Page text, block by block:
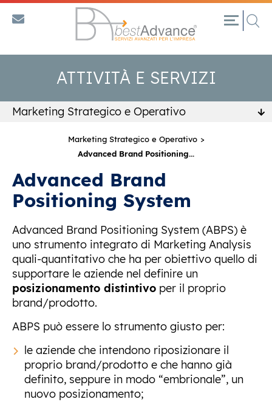
ATTIVITÀ E SERVIZI
Marketing Strategico e Operativo
Marketing Strategico e Operativo
Advanced Brand Positioning...
Advanced Brand
Positioning System
Advanced Brand Positioning System (ABPS) è
uno strumento integrato di Marketing Analysis
quali-quantitativo che ha per obiettivo quello di
supportare le aziende nel definire un
posizionamento distintivo per il proprio
brand/prodotto.
ABPS può essere lo strumento giusto per:
le aziende che intendono riposizionare il
proprio brand/prodotto e che hanno già
definito, seppure in modo “embrionale”, un
nuovo posizionamento;